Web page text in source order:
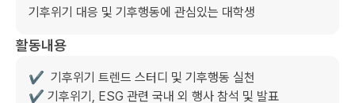
기후위기 대응 및 기후행동에 관심있는 대학생
활동내용
✔️  기후위기 트렌드 스터디 및 기후행동 실천
✔️ 기후위기, ESG 관련 국내 외 행사 참석 및 발표